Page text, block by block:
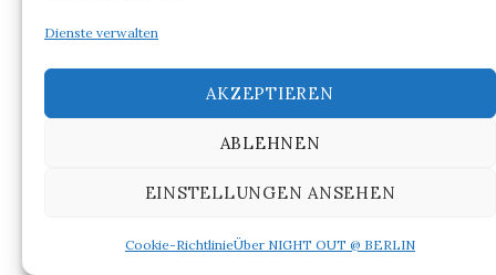
Dienste verwalten
AKZEPTIEREN
ABLEHNEN
EINSTELLUNGEN ANSEHEN
Cookie-RichtlinieÜber NIGHT OUT @ BERLIN
Professor der Medizin Haller in Göttingen mit
großer Geste heißt:
„La Volupté des sens, quelque aimable & chérie
qu’elle ſoit, quelques éloges que lui ait donnés la
Medecin françois, n’a qu’uneseule jouïssance
(Die Wollust der Sinne, so liebenswürdig und lieb